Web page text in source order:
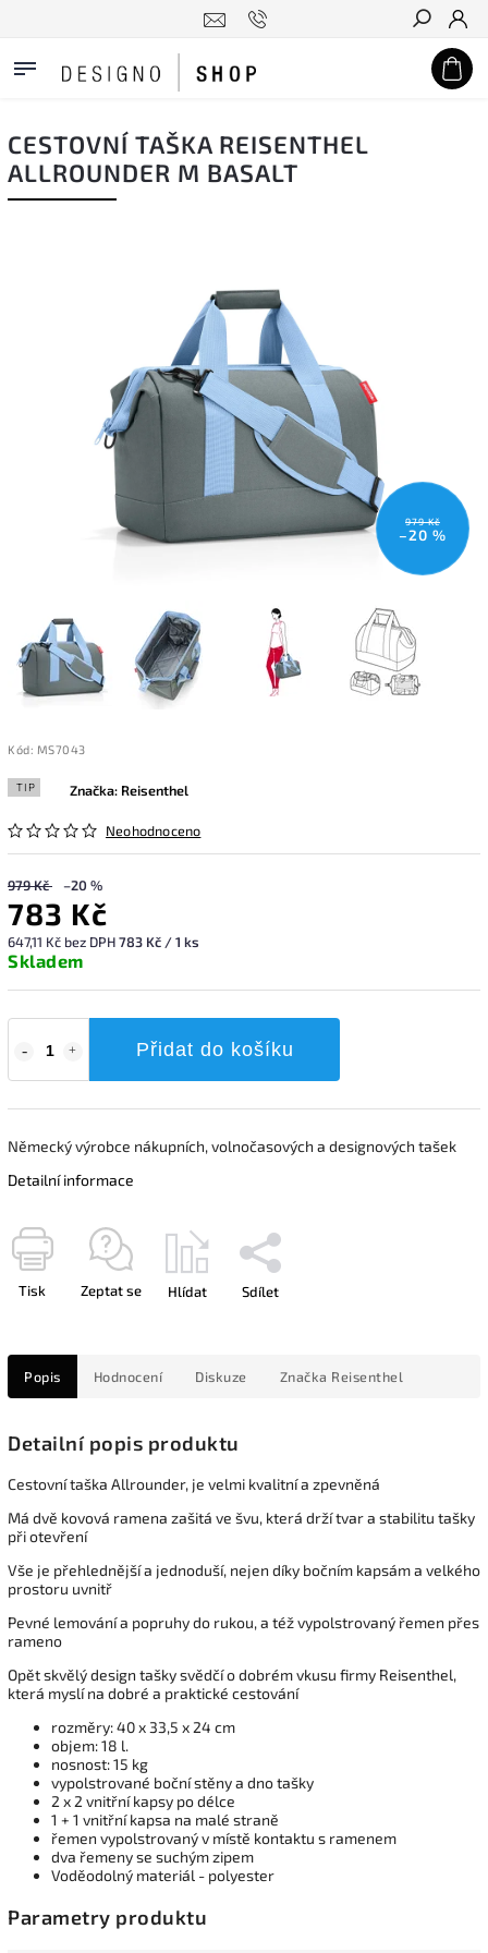
Hledat
CESTOVNÍ TAŠKA REISENTHEL
ALLROUNDER M BASALT
979 Kč
–20 %
Kód: MS7043
TIP
Neohodnoceno
Značka: Reisenthel
979 Kč –20 %
783 Kč
647,11 Kč bez DPH783 Kč / 1 ks
Skladem
Přidat do košíku
Německý výrobce nákupních, volnočasových a designových tašek
Detailní informace
Tisk Zeptat se Hlídat Sdílet
Popis Hodnocení Diskuze Značka Reisenthel
Detailní popis produktu
Cestovní taška Allrounder, je velmi kvalitní a zpevněná
Má dvě kovová ramena zašitá ve švu, která drží tvar a stabilitu tašky
při otevření
Vše je přehlednější a jednoduší, nejen díky bočním kapsám a velkého
prostoru uvnitř
Pevné lemování a popruhy do rukou, a též vypolstrovaný řemen přes
rameno
Opět skvělý design tašky svědčí o dobrém vkusu firmy Reisenthel,
která myslí na dobré a praktické cestování
rozměry: 40 x 33,5 x 24 cm
objem: 18 l.
nosnost: 15 kg
vypolstrované boční stěny a dno tašky
2 x 2 vnitřní kapsy po délce
1 + 1 vnitřní kapsa na malé straně
řemen vypolstrovaný v místě kontaktu s ramenem
dva řemeny se suchým zipem
Voděodolný materiál - polyester
Parametry produktu